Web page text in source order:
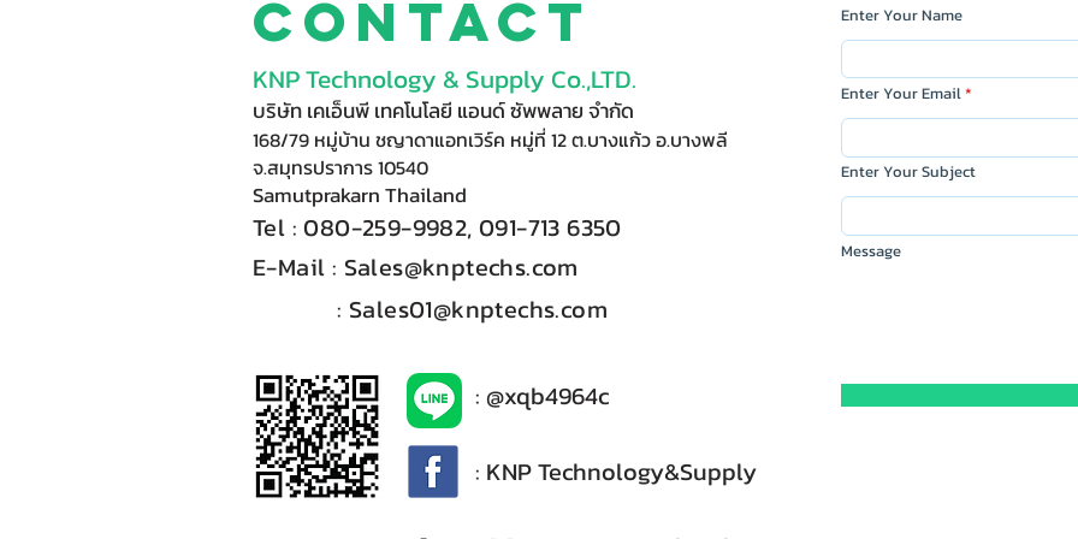
Contact
KNP Technology & Supply Co.,LTD.
บริษัท เคเอ็นพี เทคโนโลยี แอนด์ ซัพพลาย จำกัด
168/79 หมู่บ้าน ชญาดาแอทเวิร์ค หมู่ที่ 12 ต.บางแก้ว อ.บางพลี
จ.สมุทรปราการ 10540
Samutprakarn Thailand
Tel : 080-259-9982, 091-713 6350
E-Mail :​ Sales@knptechs.com
: Sales01@knptechs.com
Enter Your Name
Enter Your Email
Enter Your Subject
Message
: KNP Technology&Supply
: @xqb4964c